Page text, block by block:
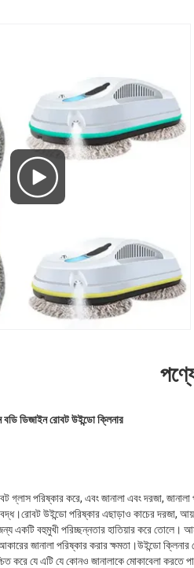
বডি ডিজাইন রোবট উইন্ডো ক্লিনার
গ্লাস পরিষ্কার করে, এবং জানালা এবং দরজা,
উইন্ডো পরিষ্কার এছাড়াও কাচের দরজা,
একটি বহুমুখী পরিচ্ছন্নতার হাতিয়ার করে তোলে।
জানালা পরিষ্কার করার ক্ষমতা।উইন্ডো ক্লিনার
করে যে এটি যে কোনও জানালাকে মোকাবেলা